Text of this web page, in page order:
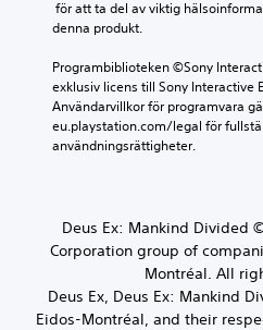
denna produkt.
Programbiblioteken ©Sony
exklusiv licens till Sony Interactive
Användarvillkor för programvara
eu.playstation.com/legal för
användningsrättigheter.
Deus Ex: Mankind Divided
Corporation group of
Montréal. All
Deus Ex, Deus Ex: Mankind
Eidos-Montréal, and their